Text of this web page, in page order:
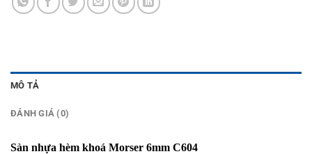
MÔ TẢ
ĐÁNH GIÁ (0)
Sàn nhựa hèm khoá Morser 6mm C604